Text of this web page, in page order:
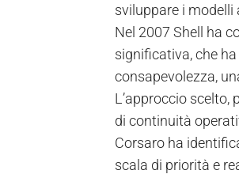
sviluppare i modelli
Nel 2007 Shell ha
significativa, che
consapevolezza,
L’approccio scelto,
di continuità
Corsaro ha
scala di priorità e